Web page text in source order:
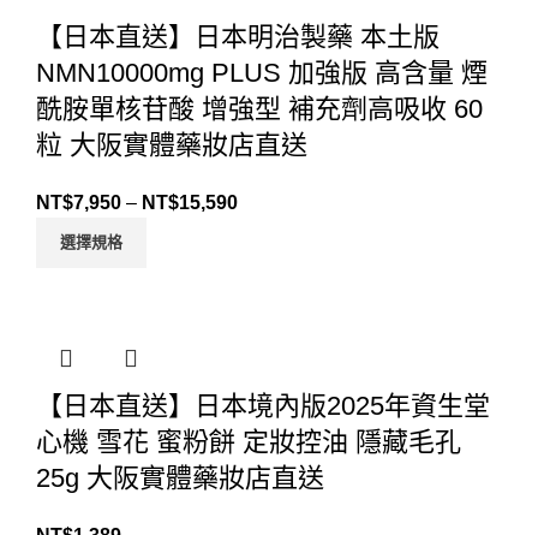
【日本直送】日本明治製藥 本土版
NMN10000mg PLUS 加強版 高含量 煙
酰胺單核苷酸 增強型 補充劑高吸收 60
粒 大阪實體藥妝店直送
NT$7,950 – NT$15,590
選擇規格
【日本直送】日本境內版2025年資生堂
心機 雪花 蜜粉餅 定妝控油 隱藏毛孔
25g 大阪實體藥妝店直送